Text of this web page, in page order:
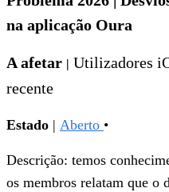
na aplicação Oura
A afetar | Utilizadores
recente
Estado | Aberto •
Descrição: temos
os membros relatam que o